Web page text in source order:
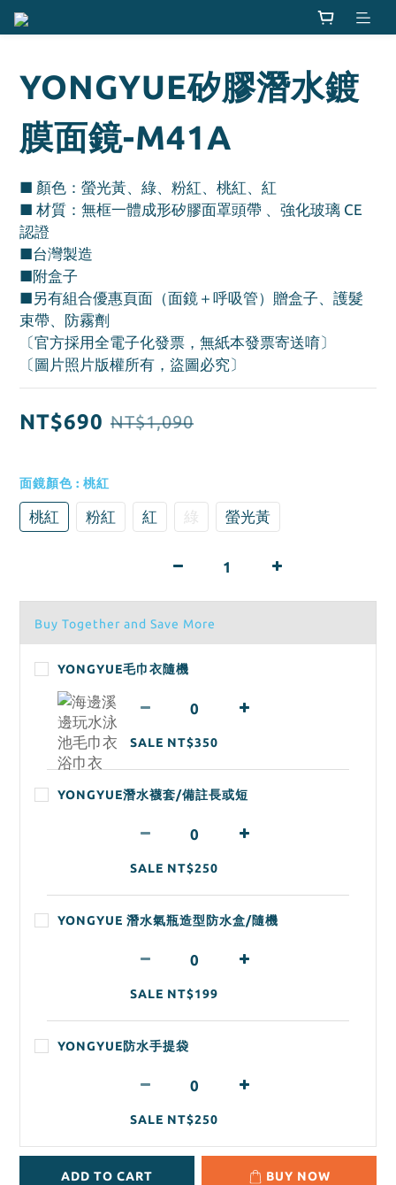
YONGYUE矽膠潛水鍍
膜面鏡-M41A
■ 顏色：螢光黃、綠、粉紅、桃紅、紅
■ 材質：無框一體成形矽膠面罩頭帶 、強化玻璃 CE
認證
■台灣製造
■附盒子
■另有組合優惠頁面（面鏡＋呼吸管）贈盒子、護髮
束帶、防霧劑
〔官方採用全電子化發票，無紙本發票寄送唷〕
〔圖片照片版權所有，盜圖必究〕
NT$690 NT$1,090
面鏡顏色 : 桃紅
桃紅 粉紅 紅 綠 螢光黃
Buy Together and Save More
YONGYUE毛巾衣隨機
SALE NT$350
YONGYUE潛水襪套/備註長或短
SALE NT$250
YONGYUE 潛水氣瓶造型防水盒/隨機
SALE NT$199
YONGYUE防水手提袋
SALE NT$250
ADD TO CART BUY NOW